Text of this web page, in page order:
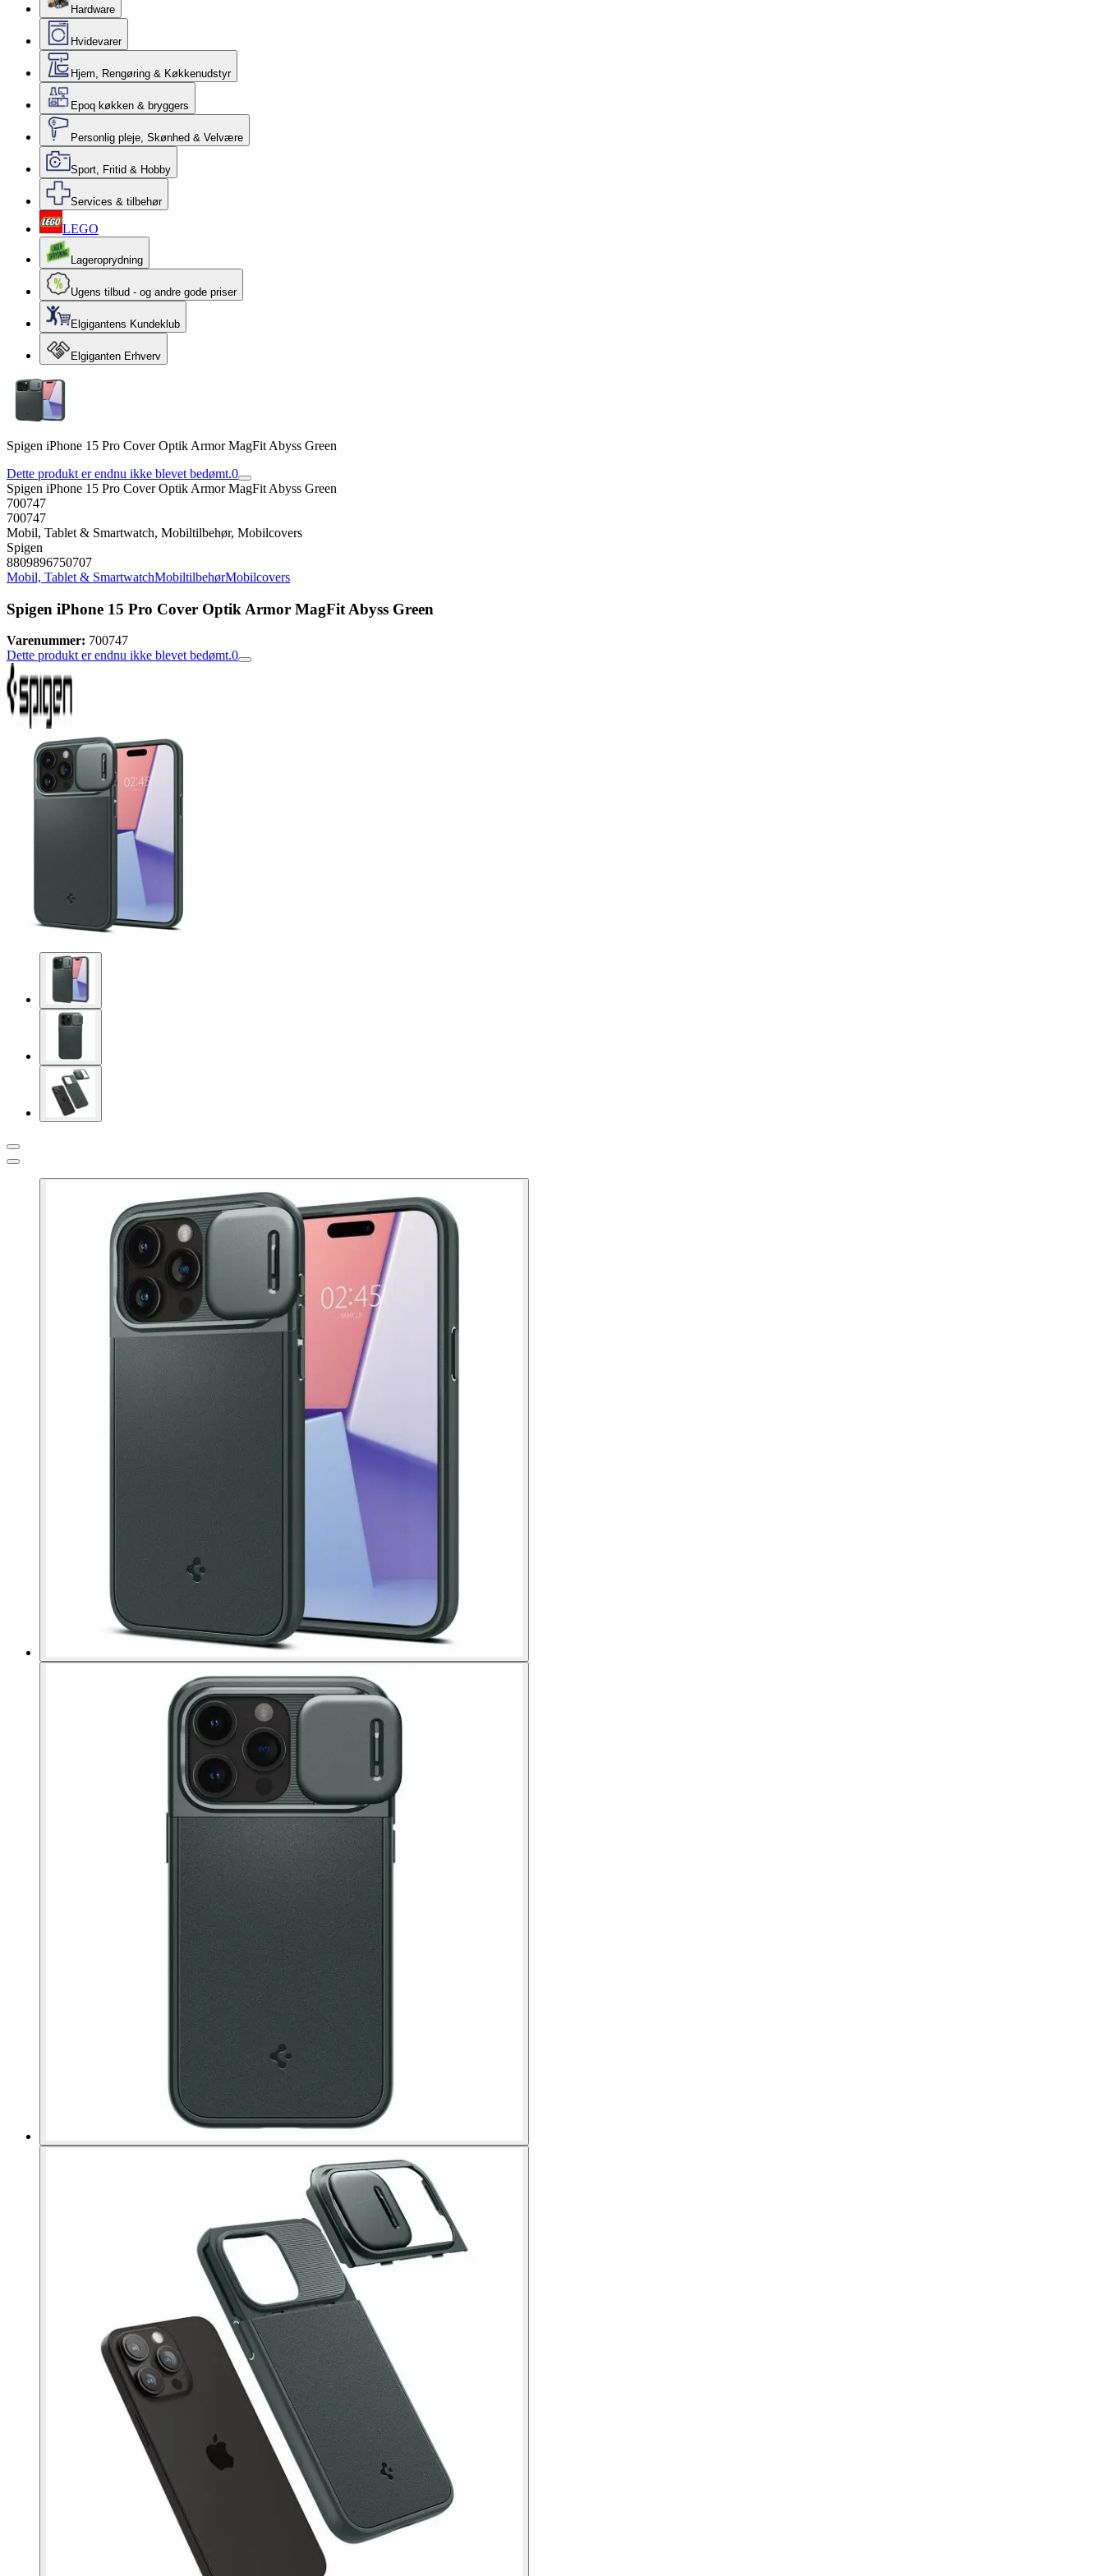
Hardware
Hvidevarer
Hjem, Rengøring & Køkkenudstyr
Epoq køkken & bryggers
Personlig pleje, Skønhed & Velvære
Sport, Fritid & Hobby
Services & tilbehør
LEGO
Lageroprydning
Ugens tilbud - og andre gode priser
Elgigantens Kundeklub
Elgiganten Erhverv
Spigen iPhone 15 Pro Cover Optik Armor MagFit Abyss Green
Dette produkt er endnu ikke blevet bedømt.0
Spigen iPhone 15 Pro Cover Optik Armor MagFit Abyss Green
700747
700747
Mobil, Tablet & Smartwatch, Mobiltilbehør, Mobilcovers
Spigen
8809896750707
Mobil, Tablet & SmartwatchMobiltilbehørMobilcovers
Spigen iPhone 15 Pro Cover Optik Armor MagFit Abyss Green
Varenummer: 700747
Dette produkt er endnu ikke blevet bedømt.0